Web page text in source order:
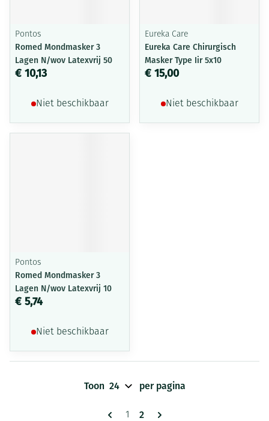
Pontos
Romed Mondmasker 3
Lagen N/wov Latexvrij 50
€ 10,13
Niet beschikbaar
Eureka Care
Eureka Care Chirurgisch
Masker Type Iir 5x10
€ 15,00
Niet beschikbaar
Pontos
Romed Mondmasker 3
Lagen N/wov Latexvrij 10
€ 5,74
Niet beschikbaar
Pagina's
Pagina
1 U lees momenteel pagina
2
Toon per pagina